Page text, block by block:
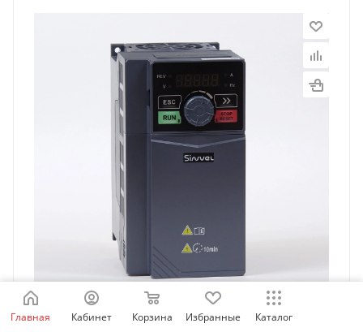
Главная Кабинет Корзина Избранные Каталог